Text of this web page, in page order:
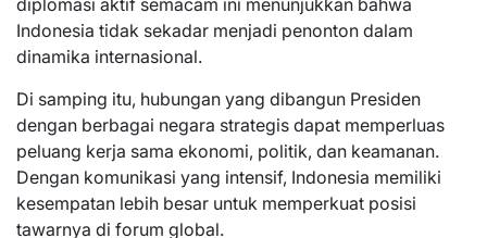
Indonesia tidak sekadar menjadi penonton dalam
dinamika internasional.
Di samping itu, hubungan yang dibangun Presiden
dengan berbagai negara strategis dapat memperluas
peluang kerja sama ekonomi, politik, dan keamanan.
Dengan komunikasi yang intensif, Indonesia memiliki
kesempatan lebih besar untuk memperkuat posisi
tawarnya di forum global.